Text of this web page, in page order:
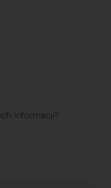
informacji?